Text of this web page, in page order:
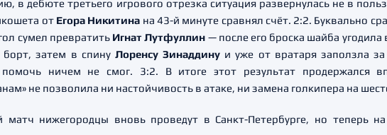
в дебюте третьего игрового отрезка ситуация развернулась не в
от Егора Никитина на 43-й минуте сравнял счёт. 2:2. Буквально
сумел превратить Игнат Лутфуллин — после его броска шайба угодила
затем в спину Лоренсу Зинаддину и уже от вратаря заползла
помочь ничем не смог. 3:2. В итоге этот результат продержался
не позволила ни настойчивость в атаке, ни замена голкипера на
матч нижегородцы вновь проведут в Санкт-Петербурге, но теперь